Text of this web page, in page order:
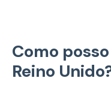
Como
Reino